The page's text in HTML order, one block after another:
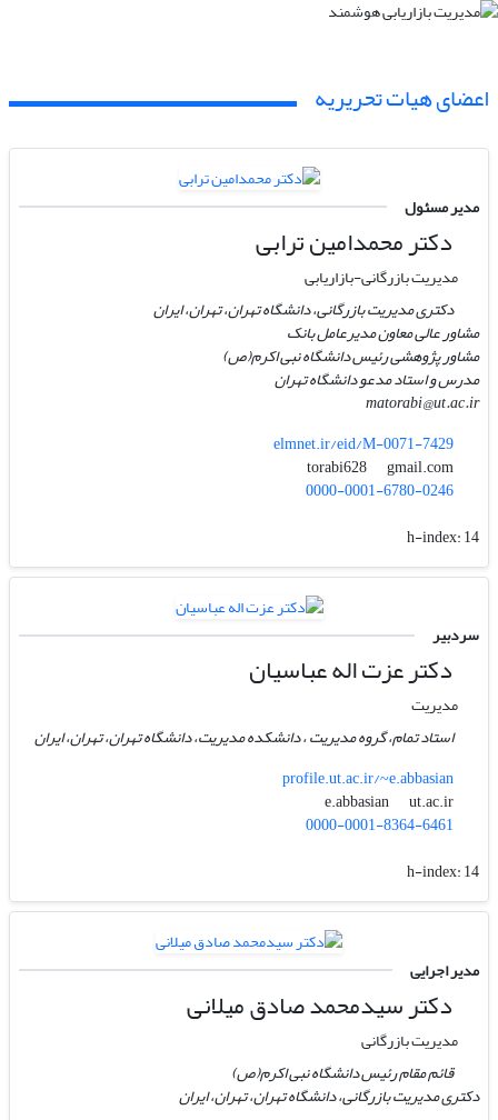
اعضای هیات تحریریه
مدیر مسئول
دکتر محمدامین ترابی
مدیریت بازرگانی-بازاریابی
دکتری مدیریت بازرگانی، دانشگاه تهران، تهران، ایران
مشاور عالی معاون مدیرعامل بانک
مشاور پژوهشی رئیس دانشگاه نبی اکرم(ص)
مدرس و استاد مدعو دانشگاه تهران
matorabi@ut.ac.ir
elmnet.ir/eid/M-0071-7429
torabi628
gmail.com
0000-0001-6780-0246
h-index:14
سردبیر
دکتر عزت اله عباسیان
مدیریت
استاد تمام، گروه مدیریت ، دانشکده مدیریت، دانشگاه تهران، تهران، ایران
profile.ut.ac.ir/~e.abbasian
e.abbasian
ut.ac.ir
0000-0001-8364-6461
h-index:14
مدیر اجرایی
دکتر سیدمحمد صادق میلانی
مدیریت بازرگانی
قائم مقام رئیس دانشگاه نبی اکرم(ص)
دکتری مدیریت بازرگانی، دانشگاه تهران، تهران، ایران